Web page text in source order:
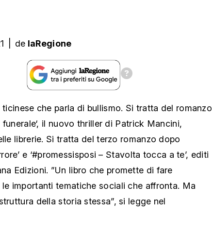
de laRegione
che parla di bullismo. Si tratta del romanzo
funerale‘, il nuovo thriller di Patrick Mancini,
librerie. Si tratta del terzo romanzo dopo
e ‘#promessisposi – Stavolta tocca a te’, editi
Edizioni. ”Un libro che promette di fare
le importanti tematiche sociali che affronta. Ma
della storia stessa”, si legge nel